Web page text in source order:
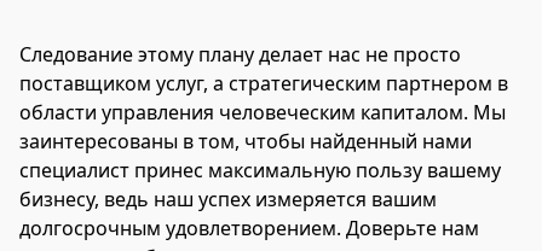
Следование этому плану делает нас не просто
поставщиком услуг, а стратегическим партнером в
области управления человеческим капиталом. Мы
заинтересованы в том, чтобы найденный нами
специалист принес максимальную пользу вашему
бизнесу, ведь наш успех измеряется вашим
долгосрочным удовлетворением. Доверьте нам